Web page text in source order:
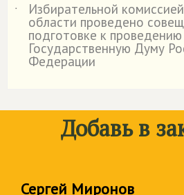
˙
Избирательной
области проведено
подготовке к
Государственную Думу
Федерации
Добавь в
Сергей Миронов